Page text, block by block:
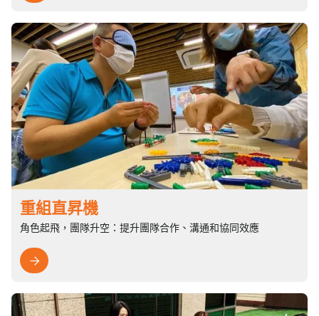
重組直昇機
角色起飛，團隊升空：提升團隊合作、溝通和協同效應
